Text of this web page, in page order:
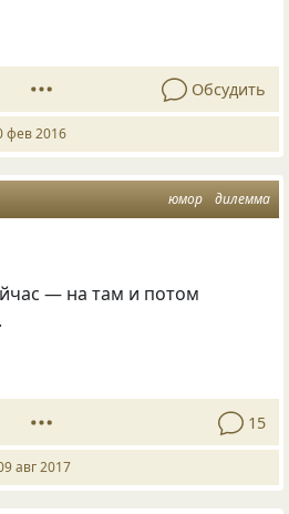
Обсудить
фев 2016
юмор дилемма
— на там и потом
15
авг 2017